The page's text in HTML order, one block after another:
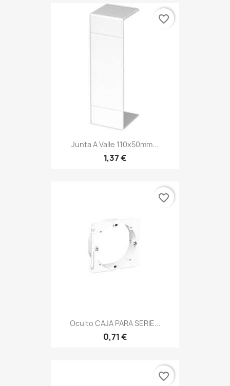
Junta A Valle 110x50mm...
1,37 €
favorite_border
Oculto CAJA PARA SERIE...
0,71 €
favorite_border
favorite_border